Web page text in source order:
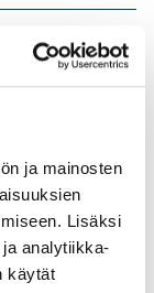
ja mainosten
Lisäksi
analytiikka-
käytät